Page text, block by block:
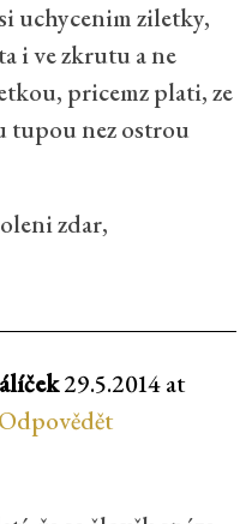
uchycenim ziletky,
i ve zkrutu a ne
pricemz plati, ze
tupou nez ostrou
zdar,
29.5.2014 at
Odpovědět